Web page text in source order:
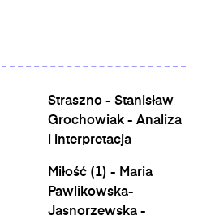
Straszno - Stanisław
Grochowiak - Analiza
i interpretacja
Miłość (1) - Maria
Pawlikowska-
Jasnorzewska -